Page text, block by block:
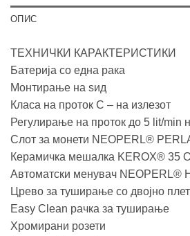
ОПИС
ТЕХНИЧКИ КАРАКТЕРИСТИКИ
Батерија со една рака
Монтирање на ѕид
Класа на проток C – на излезот
Регулирање на проток до 5 lit/min
Слот за монети NEOPERL®
Керамичка мешалка KEROX® 35
Автоматски менувач NEOPERL®
Црево за туширање со двојно
Easy Clean рачка за туширање
Хромирани розети